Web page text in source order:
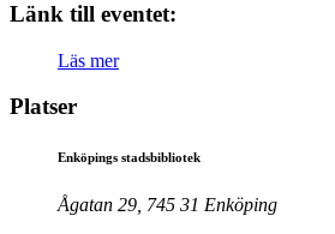
Länk till eventet:
Läs mer
Platser
Enköpings stadsbibliotek
Ågatan 29, 745 31 Enköping